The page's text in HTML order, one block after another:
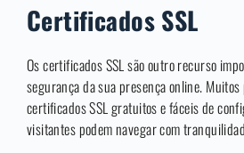
Certificados SSL
Os certificados SSL são outro recurso
segurança da sua presença online.
certificados SSL gratuitos e fáceis de
visitantes podem navegar com